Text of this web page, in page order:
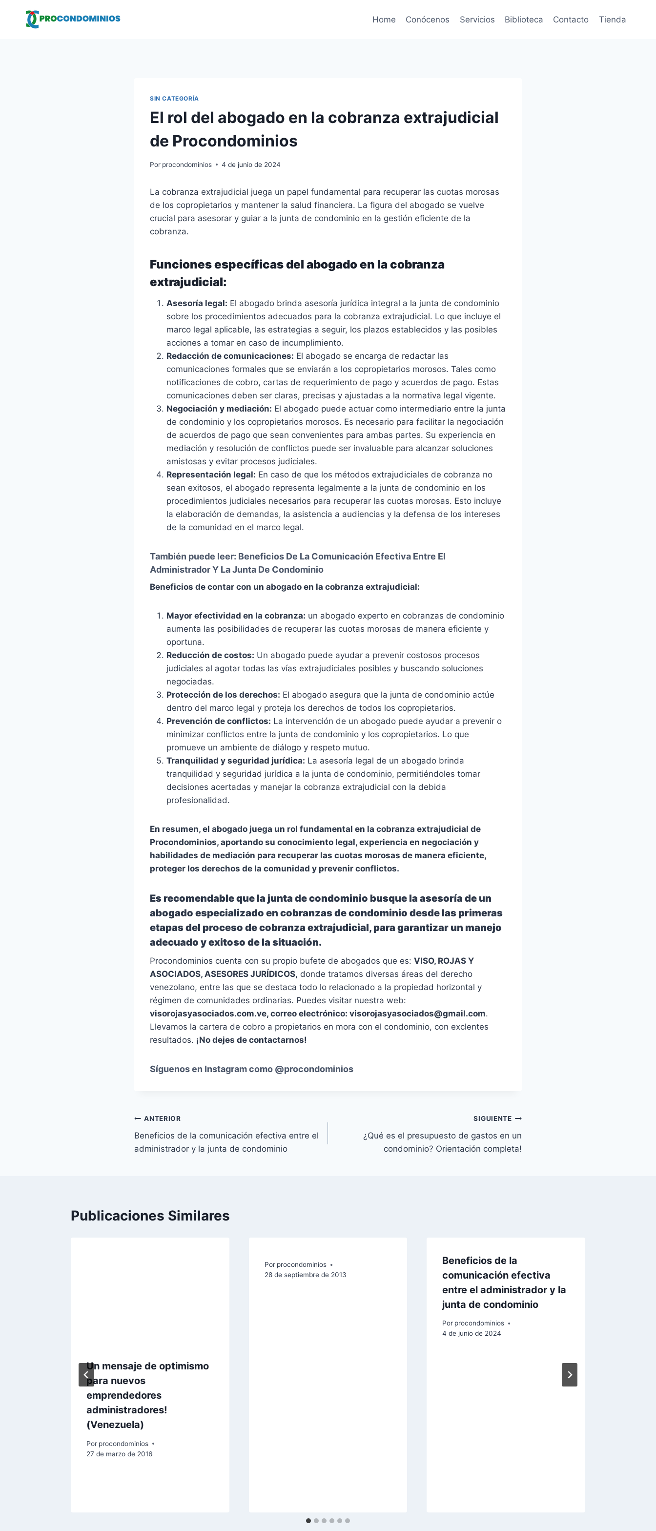
Home Conócenos Servicios Biblioteca Contacto Tienda
SIN CATEGORÍA
El rol del abogado en la cobranza extrajudicial
de Procondominios
Por procondominios 4 de junio de 2024
La cobranza extrajudicial juega un papel fundamental para recuperar las cuotas morosas
de los copropietarios y mantener la salud financiera. La figura del abogado se vuelve
crucial para asesorar y guiar a la junta de condominio en la gestión eficiente de la
cobranza.
Funciones específicas del abogado en la cobranza
extrajudicial:
Asesoría legal: El abogado brinda asesoría jurídica integral a la junta de condominio
sobre los procedimientos adecuados para la cobranza extrajudicial. Lo que incluye el
marco legal aplicable, las estrategias a seguir, los plazos establecidos y las posibles
acciones a tomar en caso de incumplimiento.
Redacción de comunicaciones: El abogado se encarga de redactar las
comunicaciones formales que se enviarán a los copropietarios morosos. Tales como
notificaciones de cobro, cartas de requerimiento de pago y acuerdos de pago. Estas
comunicaciones deben ser claras, precisas y ajustadas a la normativa legal vigente.
Negociación y mediación: El abogado puede actuar como intermediario entre la junta
de condominio y los copropietarios morosos. Es necesario para facilitar la negociación
de acuerdos de pago que sean convenientes para ambas partes. Su experiencia en
mediación y resolución de conflictos puede ser invaluable para alcanzar soluciones
amistosas y evitar procesos judiciales.
Representación legal: En caso de que los métodos extrajudiciales de cobranza no
sean exitosos, el abogado representa legalmente a la junta de condominio en los
procedimientos judiciales necesarios para recuperar las cuotas morosas. Esto incluye
la elaboración de demandas, la asistencia a audiencias y la defensa de los intereses
de la comunidad en el marco legal.
También puede leer: Beneficios De La Comunicación Efectiva Entre El
Administrador Y La Junta De Condominio
Beneficios de contar con un abogado en la cobranza extrajudicial:
Mayor efectividad en la cobranza: un abogado experto en cobranzas de condominio
aumenta las posibilidades de recuperar las cuotas morosas de manera eficiente y
oportuna.
Reducción de costos: Un abogado puede ayudar a prevenir costosos procesos
judiciales al agotar todas las vías extrajudiciales posibles y buscando soluciones
negociadas.
Protección de los derechos: El abogado asegura que la junta de condominio actúe
dentro del marco legal y proteja los derechos de todos los copropietarios.
Prevención de conflictos: La intervención de un abogado puede ayudar a prevenir o
minimizar conflictos entre la junta de condominio y los copropietarios. Lo que
promueve un ambiente de diálogo y respeto mutuo.
Tranquilidad y seguridad jurídica: La asesoría legal de un abogado brinda
tranquilidad y seguridad jurídica a la junta de condominio, permitiéndoles tomar
decisiones acertadas y manejar la cobranza extrajudicial con la debida
profesionalidad.
En resumen, el abogado juega un rol fundamental en la cobranza extrajudicial de
Procondominios, aportando su conocimiento legal, experiencia en negociación y
habilidades de mediación para recuperar las cuotas morosas de manera eficiente,
proteger los derechos de la comunidad y prevenir conflictos.
Es recomendable que la junta de condominio busque la asesoría de un
abogado especializado en cobranzas de condominio desde las primeras
etapas del proceso de cobranza extrajudicial, para garantizar un manejo
adecuado y exitoso de la situación.
Procondominios cuenta con su propio bufete de abogados que es: VISO, ROJAS Y
ASOCIADOS, ASESORES JURÍDICOS, donde tratamos diversas áreas del derecho
venezolano, entre las que se destaca todo lo relacionado a la propiedad horizontal y
régimen de comunidades ordinarias. Puedes visitar nuestra web:
visorojasyasociados.com.ve, correo electrónico: visorojasyasociados@gmail.com.
Llevamos la cartera de cobro a propietarios en mora con el condominio, con exclentes
resultados. ¡No dejes de contactarnos!
Síguenos en Instagram como @procondominios
Navegación
de
ANTERIOR
Beneficios de la comunicación efectiva entre el
administrador y la junta de condominio
SIGUIENTE
¿Qué es el presupuesto de gastos en un
condominio? Orientación completa!
Publicaciones Similares
Un mensaje de optimismo
para nuevos
emprendedores
administradores!
(Venezuela)
Por procondominios
27 de marzo de 2016
Por procondominios
28 de septiembre de 2013
Beneficios de la
comunicación efectiva
entre el administrador y la
junta de condominio
Por procondominios
4 de junio de 2024